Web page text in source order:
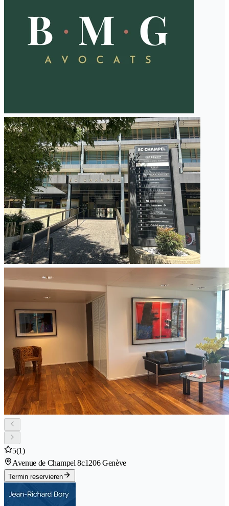
5(1)
Avenue de Champel 8c1206 Genève
Termin reservieren